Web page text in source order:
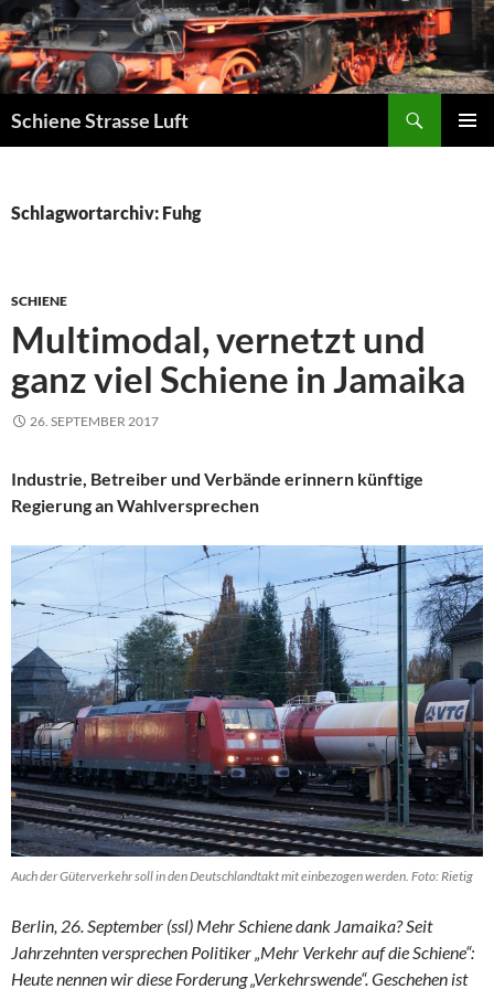
Zum
Inhalt
springen
Schiene Strasse Luft
Schlagwortarchiv: Fuhg
SCHIENE
Multimodal, vernetzt und
ganz viel Schiene in Jamaika
26. SEPTEMBER 2017
Industrie, Betreiber und Verbände erinnern künftige
Regierung an Wahlversprechen
Auch der Güterverkehr soll in den Deutschlandtakt mit einbezogen werden. Foto: Rietig
Berlin, 26. September (ssl) Mehr Schiene dank Jamaika? Seit
Jahrzehnten versprechen Politiker „Mehr Verkehr auf die Schiene“:
Heute nennen wir diese Forderung „Verkehrswende“. Geschehen ist